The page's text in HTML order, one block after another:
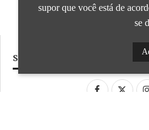
APRESENTADO POR BRAPEX
SIGA NOSSAS REDES SOCIAIS
supor que você está de
se